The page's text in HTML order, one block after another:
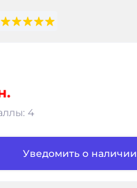
4
Уведомить о наличии